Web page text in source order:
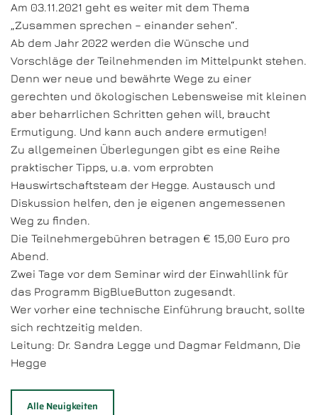
Am 03.11.2021 geht es weiter mit dem Thema
„Zusammen sprechen – einander sehen“.
Ab dem Jahr 2022 werden die Wünsche und
Vorschläge der Teilnehmenden im Mittelpunkt stehen.
Denn wer neue und bewährte Wege zu einer
gerechten und ökologischen Lebensweise mit kleinen
aber beharrlichen Schritten gehen will, braucht
Ermutigung. Und kann auch andere ermutigen!
Zu allgemeinen Überlegungen gibt es eine Reihe
praktischer Tipps, u.a. vom erprobten
Hauswirtschaftsteam der Hegge. Austausch und
Diskussion helfen, den je eigenen angemessenen
Weg zu finden.
Die Teilnehmergebühren betragen € 15,00 Euro pro
Abend.
Zwei Tage vor dem Seminar wird der Einwahllink für
das Programm BigBlueButton zugesandt.
Wer vorher eine technische Einführung braucht, sollte
sich rechtzeitig melden.
Leitung: Dr. Sandra Legge und Dagmar Feldmann, Die
Hegge
Alle Neuigkeiten